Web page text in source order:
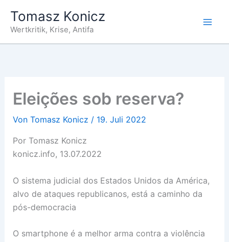
Inhalt
springen
Tomasz Konicz
Wertkritik, Krise, Antifa
Eleições sob reserva?
Von Tomasz Konicz / 19. Juli 2022
Por Tomasz Konicz
konicz.info, 13.07.2022
O sistema judicial dos Estados Unidos da América,
alvo de ataques republicanos, está a caminho da
pós-democracia
O smartphone é a melhor arma contra a violência